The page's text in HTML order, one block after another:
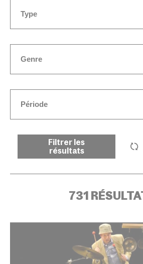
Type
Genre
Période
Filtrer les
résultats
731